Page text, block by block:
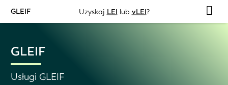
GLEIF Uzyskaj LEI lub vLEI?
GLEIF
Usługi GLEIF